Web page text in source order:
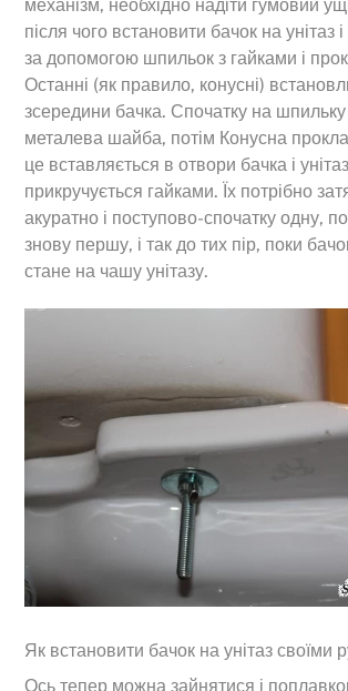
механізм, необхідно надіти гумовий
після чого встановити бачок на унітаз
за допомогою шпильок з гайками і
Останні (як правило, конусні)
зсередини бачка. Спочатку на шпильку
металева шайба, потім Конусна
це вставляється в отвори бачка і
прикручується гайками. Їх потрібно
акуратно і поступово-спочатку одну,
знову першу, і так до тих пір, поки
стане на чашу унітазу.
Як встановити бачок на унітаз своїми
Ось тепер можна зайнятися і